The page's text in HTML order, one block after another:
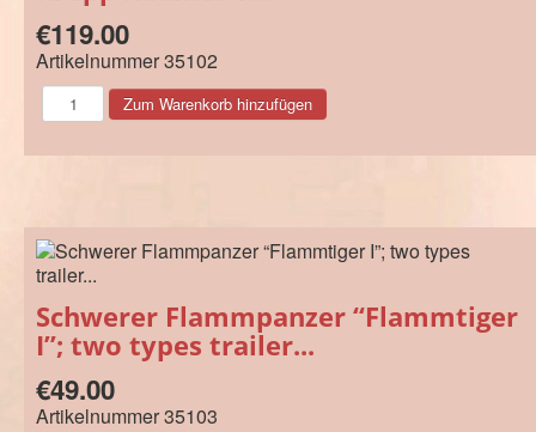
€119.00
Artikelnummer35102
Schwerer Flammpanzer “Flammtiger
I”; two types trailer...
€49.00
Artikelnummer35103